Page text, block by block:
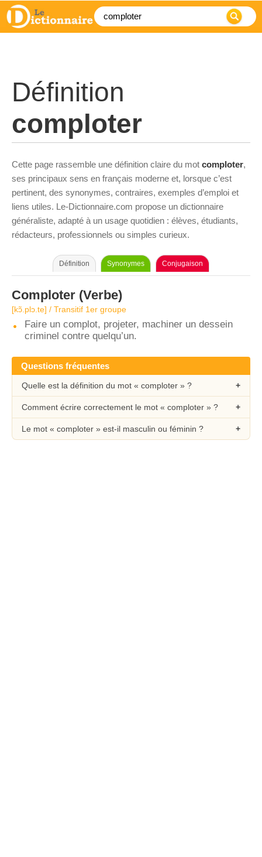
Définition
comploter
Cette page rassemble une définition claire du mot comploter,
ses principaux sens en français moderne et, lorsque c’est
pertinent, des synonymes, contraires, exemples d’emploi et
liens utiles. Le-Dictionnaire.com propose un dictionnaire
généraliste, adapté à un usage quotidien : élèves, étudiants,
rédacteurs, professionnels ou simples curieux.
Définition Synonymes Conjugaison
Comploter (Verbe)
[kɔ̃.plɔ.te] / Transitif 1er groupe
Faire un complot, projeter, machiner un dessein
criminel contre quelqu’un.
Questions fréquentes
Quelle est la définition du mot « comploter » ?
Comment écrire correctement le mot « comploter » ?
Le mot « comploter » est-il masculin ou féminin ?